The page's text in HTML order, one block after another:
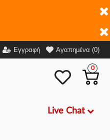
Εγγραφή Αγαπημένα (0)
0
Live Chat